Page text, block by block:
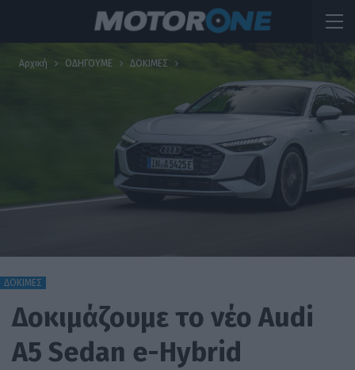
Αρχική ΟΔΗΓΟΥΜΕ ΔΟΚΙΜΕΣ
ΔΟΚΙΜΕΣ
Δοκιμάζουμε το νέο Audi
A5 Sedan e-Hybrid